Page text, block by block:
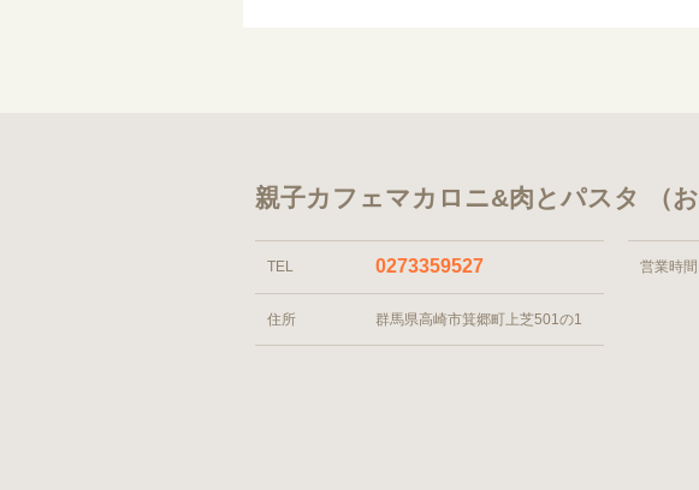
親子カフェマカロニ&肉とパスタ （
TEL 0273359527
住所 群馬県高崎市箕郷町上芝501の1
営業時間